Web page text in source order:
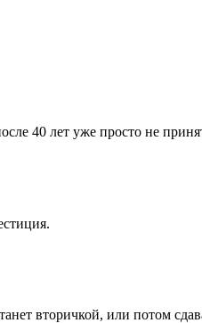
40 лет уже просто не
вторичкой, или потом